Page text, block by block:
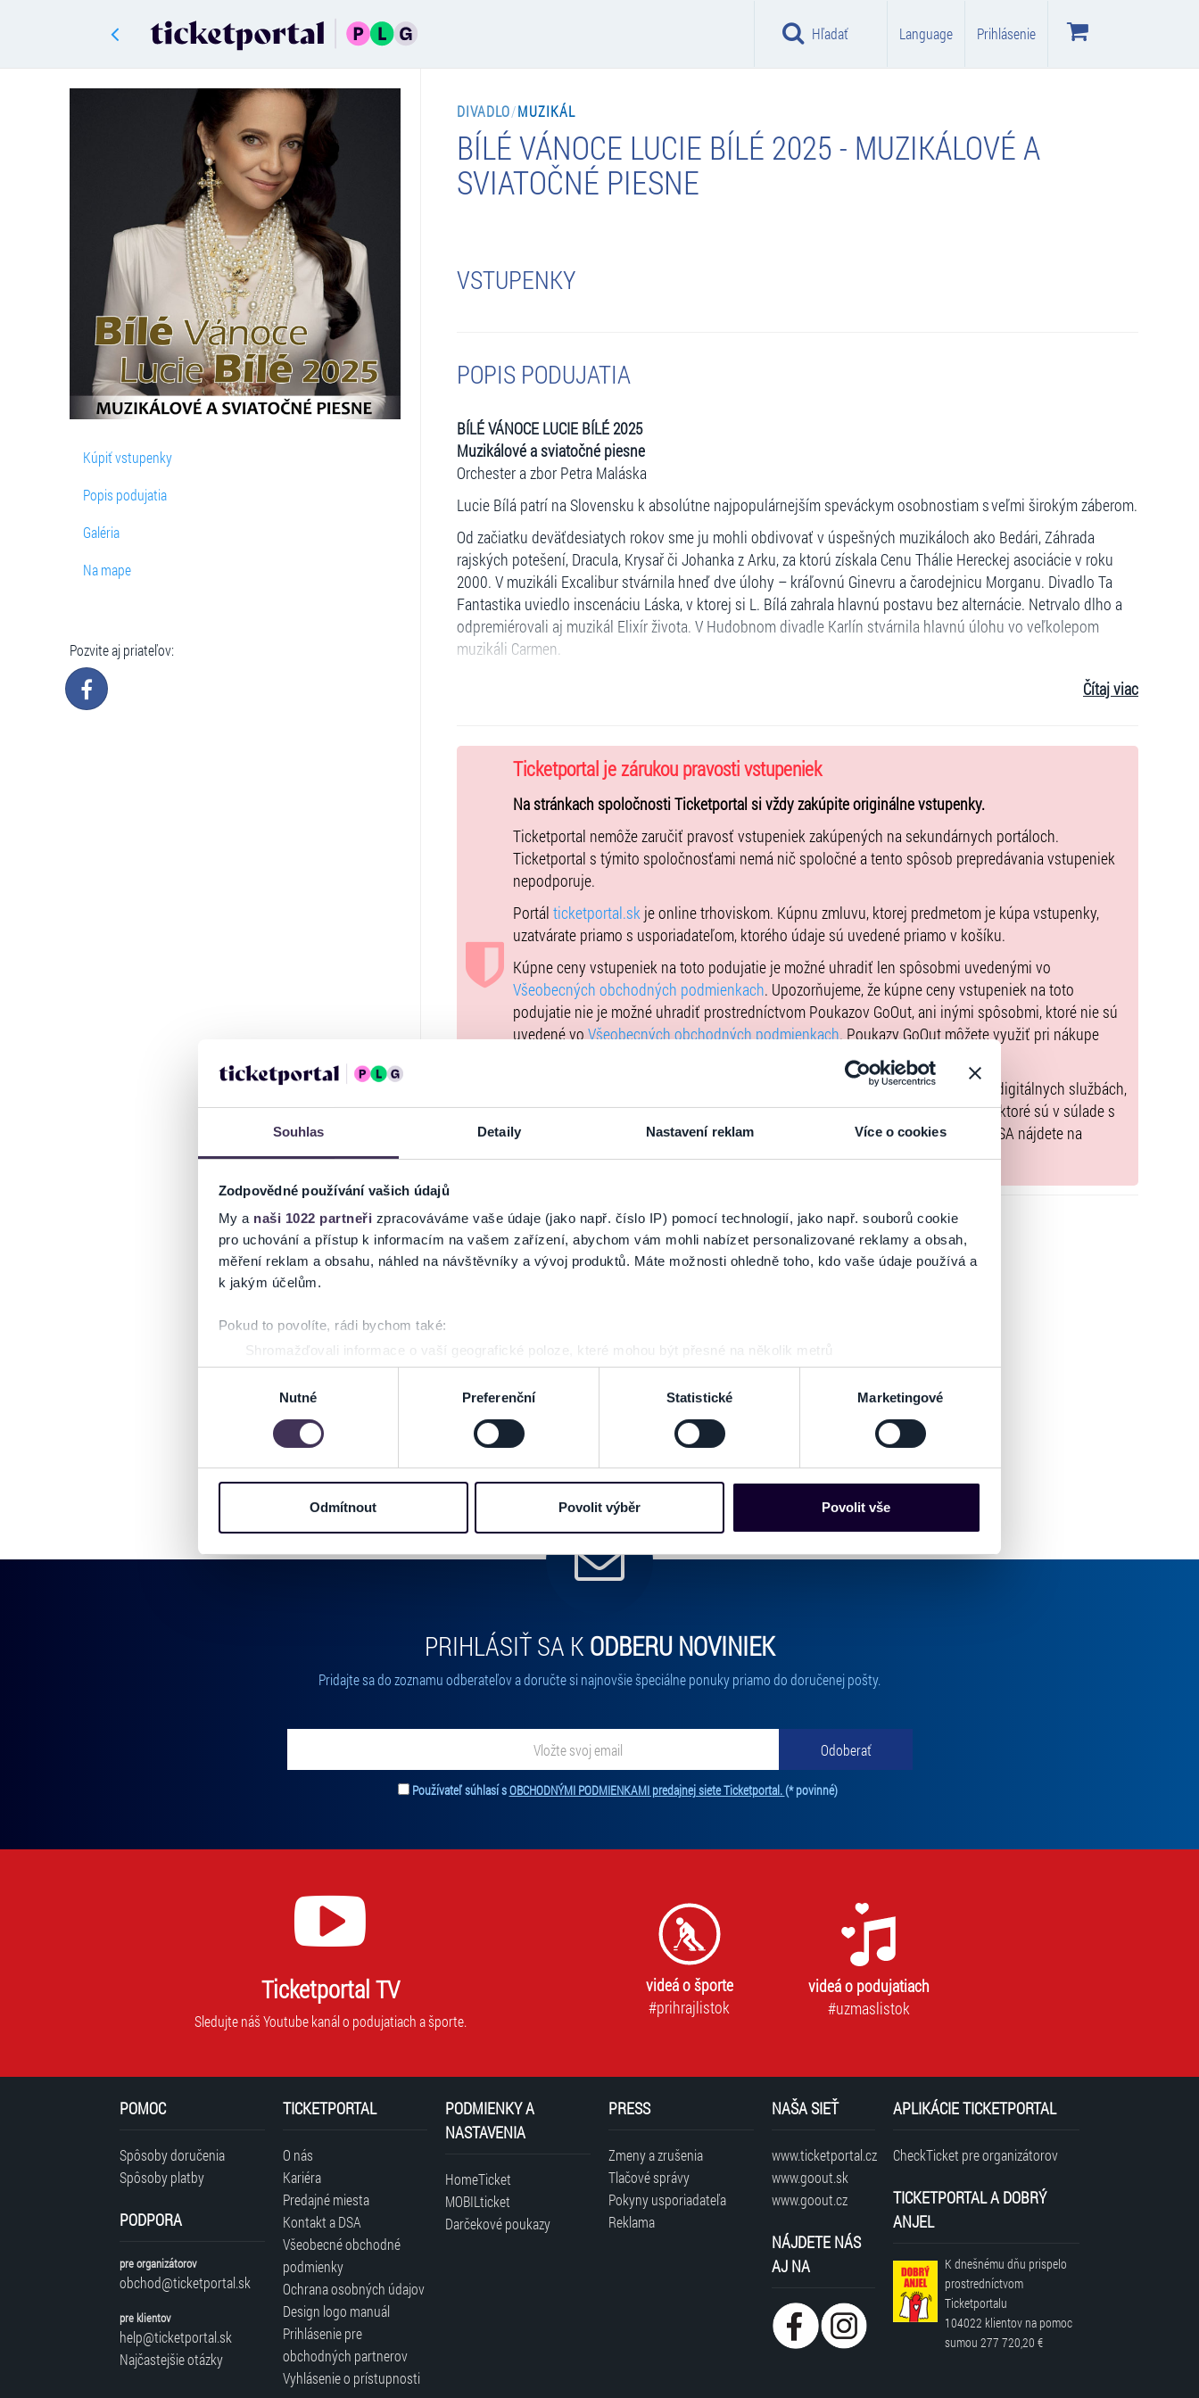
Souhlas Detaily Nastavení reklam Více o cookies
Zodpovědné používání vašich údajů
My a naši 1022 partneři zpracováváme vaše údaje (jako např. číslo IP) pomocí technologií, jako např. souborů cookie
pro uchování a přístup k informacím na vašem zařízení, abychom vám mohli nabízet personalizované reklamy a obsah,
měření reklam a obsahu, náhled na návštěvníky a vývoj produktů. Máte možnosti ohledně toho, kdo vaše údaje používá a
k jakým účelům.
Pokud to povolíte, rádi bychom také:
Shromažďovali informace o vaší geografické poloze, které mohou být přesné na několik metrů
Identifikovali vaše zařízení pomocí aktivního skenování pro konkrétní charakteristiky (otisk prstu)
Zjistěte více o tom, jak zpracováváme vaše osobní údaje, a nastavte si předvolby v
části s podrobnostmi. Svůj souhlas
můžete kdykoliv změnit nebo odvolat v části Prohlášení o souborech cookie.
informace o vašem zařízení nebo vaší aktivitě na našich webových stránkách. Tyto informace mohou představovat
osobní údaje. Získané informace používáme např. k analýze návštěvnosti webu nebo k personalizaci obsahu a reklam.
Jaké typy cookies používáme, naleznete níže. Možnosti zpracování upravíte zaškrtnutím příslušné varianty. Svoji volbu
Nutné Preferenční Statistické Marketingové
Odmítnout Povolit výběr Povolit vše
Hľadať Language Prihlásenie
Kúpiť vstupenky
Popis podujatia
Galéria
Na mape
Pozvite aj priateľov:
DIVADLO/MUZIKÁL
BÍLÉ VÁNOCE LUCIE BÍLÉ 2025 - MUZIKÁLOVÉ A
SVIATOČNÉ PIESNE
VSTUPENKY
POPIS PODUJATIA
BÍLÉ VÁNOCE LUCIE BÍLÉ 2025
Muzikálové a sviatočné piesne
Orchester a zbor Petra Maláska
Lucie Bílá patrí na Slovensku k absolútne najpopulárnejším speváckym osobnostiam s veľmi širokým záberom.
Od začiatku deväťdesiatych rokov sme ju mohli obdivovať v úspešných muzikáloch ako Bedári, Záhrada
rajských potešení, Dracula, Krysař či Johanka z Arku, za ktorú získala Cenu Thálie Hereckej asociácie v roku
2000. V muzikáli Excalibur stvárnila hneď dve úlohy – kráľovnú Ginevru a čarodejnicu Morganu. Divadlo Ta
Fantastika uviedlo inscenáciu Láska, v ktorej si L. Bílá zahrala hlavnú postavu bez alternácie. Netrvalo dlho a
odpremiérovali aj muzikál Elixír života. V Hudobnom divadle Karlín stvárnila hlavnú úlohu vo veľkolepom
muzikáli Carmen.
V oblasti popovej hudby vydala Lucie Bílá celý rad sólových albumov, s ktorými pravidelne dobýva hitparády;
jej hity ako „Ave Maria“, „Láska je láska“, „Trouba“, „Esemes“ alebo „Miluji tě“ pozná takmer každý. Za osudové
javiskové „partnerstvo“ s klavíristom a skladateľom Petrom Maláskom.
Za svoj zatiaľ najväčší úspech považuje dva koncerty na festivale Pražská jar 1998 – prvá popová speváčka v
histórii festivalu. Jeden koncert bol s Pardubickou filharmóniou pod vedením dirigenta Douglasa Bostocka,
druhý s Hudbou Hradnej stráže a Polície ČR pod taktovkou Libora Peška. V oblasti vážnej hudby spolupracuje
s poprednými českými symfonickými orchestrami a svetovými sólistami a dirigentmi.
Vďaka mimoriadnemu talentu, humoru, bezprostrednému vystupovaniu, ale aj zmyslu pre pomoc tým, ktorí ju
naozaj potrebujú, patrí medzi najpopulárnejšie a najobľúbenejšie osobnosti v krajine. Je mnohonásobnou
nositeľkou prestížnych ocenení – televíznych cien TýTý, Českého slávika (drží rekord 21‑krát), cien Hudobnej
akadémie populárnej hudby (Anděl/Gramy) a mnohých ďalších.
Lucie Bílá poteší svojich verných fanúšikov aj v roku 2025 sviatočným vianočným turné po slovenských
mestách Bílé Vánoce 2025.
Čítaj viac
Ticketportal je zárukou pravosti vstupeniek
Na stránkach spoločnosti Ticketportal si vždy zakúpite originálne vstupenky.
Ticketportal nemôže zaručiť pravosť vstupeniek zakúpených na sekundárnych portáloch.
Ticketportal s týmito spoločnosťami nemá nič spoločné a tento spôsob prepredávania vstupeniek
nepodporuje.
Portál ticketportal.skje online trhoviskom. Kúpnu zmluvu, ktorej predmetom je kúpa vstupenky,
uzatvárate priamo s usporiadateľom, ktorého údaje sú uvedené priamo v košíku.
Kúpne ceny vstupeniek na toto podujatie je možné uhradiť len spôsobmi uvedenými vo
Všeobecných obchodných podmienkach. Upozorňujeme, že kúpne ceny vstupeniek na toto
podujatie nie je možné uhradiť prostredníctvom Poukazov GoOut, ani inými spôsobmi, ktoré nie sú
uvedené voVšeobecných obchodných podmienkach. Poukazy GoOut môžete využiť pri nákupe
, ak tam nie je uvedené inak.
Usporiadateľ sa v zmysle čl. 30 ods. 1 písm. e) nariadenia EÚ 2022/2065 (Akt o digitálnych službách,
DSA) zaviazal ponúkať na portáliwww.ticketportal.sk, iba výrobky alebo služby, ktoré sú v súlade s
uplatniteľným právom Európskej únie. Príslušné informácie a kontakty podľa DSA nájdete na
stránketu.
GALÉRIA
PRIHLÁSIŤ SA K ODBERU NOVINIEK
Pridajte sa do zoznamu odberateľov a doručte si najnovšie špeciálne ponuky priamo do doručenej pošty.
Odoberať
Zadajte svoju e-mailovú adresu, na ktorú vám budeme zasielať novinky. Vaša adresa nebude zdieľaná s tretími stranami.
Používateľ súhlasí sOBCHODNÝMI PODMIENKAMI predajnej siete Ticketportal. (* povinné)Tento súhlas je povinný na odber newslettra. Bez súhlasu nie je možné vás
Ticketportal TV
Sledujte náš Youtube kanál o podujatiach a športe.
videá o športe
#prihrajlistok
videá o podujatiach
#uzmaslistok
POMOC
Spôsoby doručenia
Spôsoby platby
PODPORA
pre organizátorov
obchod@ticketportal.sk
pre klientov
help@ticketportal.sk
Najčastejšie otázky
TICKETPORTAL
O nás
Kariéra
Predajné miesta
Kontakt a DSA
Všeobecné obchodné
podmienky
Ochrana osobných údajov
Design logo manuál
Prihlásenie pre
obchodných partnerov
Vyhlásenie o prístupnosti
PODMIENKY A
NASTAVENIA
HomeTicket
MOBILticket
Darčekové poukazy
PRESS
Zmeny a zrušenia
Tlačové správy
Pokyny usporiadateľa
Reklama
NAŠA SIEŤ
www.ticketportal.cz
www.goout.sk
www.goout.cz
NÁJDETE NÁS
AJ NA
APLIKÁCIE TICKETPORTAL
CheckTicket pre organizátorov
TICKETPORTAL A DOBRÝ
ANJEL
K dnešnému dňu prispelo
prostredníctvom
Ticketportalu
104022 klientov na pomoc
sumou277 720,20 €